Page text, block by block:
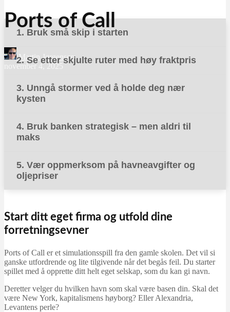
Ports of Call
Martin Jørgensen
november 4, 2025
1. Bruk små skip i starten
2. Se etter skjulte ruter med høy fraktpris
3. Unngå stormer ved å holde deg nær
kysten
4. Bruk banken strategisk – men aldri til
maks
5. Vær oppmerksom på havneavgifter og
oljepriser
Start ditt eget firma og utfold dine
forretningsevner
Ports of Call er et simulationsspill fra den gamle skolen. Det vil si
ganske utfordrende og lite tilgivende når det begås feil. Du starter
spillet med å opprette ditt helt eget selskap, som du kan gi navn.
Deretter velger du hvilken havn som skal være basen din. Skal det
være New York, kapitalismens høyborg? Eller Alexandria,
Levantens perle?